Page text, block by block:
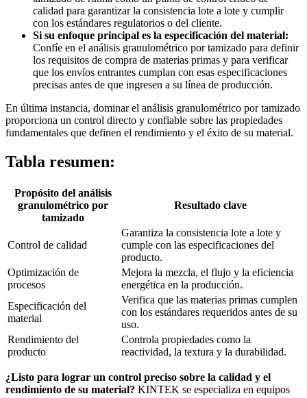
calidad para garantizar la consistencia lote a lote y cumplir
con los estándares regulatorios o del cliente.
Si su enfoque principal es la especificación del material:
Confíe en el análisis granulométrico por tamizado para definir
los requisitos de compra de materias primas y para verificar
que los envíos entrantes cumplan con esas especificaciones
precisas antes de que ingresen a su línea de producción.
En última instancia, dominar el análisis granulométrico por tamizado
proporciona un control directo y confiable sobre las propiedades
fundamentales que definen el rendimiento y el éxito de su material.
Tabla resumen:
Propósito del análisis
granulométrico por
tamizado
Resultado clave
Control de calidad
Garantiza la consistencia lote a lote y
cumple con las especificaciones del
producto.
Optimización de
procesos
Mejora la mezcla, el flujo y la eficiencia
energética en la producción.
Especificación del
material
Verifica que las materias primas cumplen
con los estándares requeridos antes de su
uso.
Rendimiento del
producto
Controla propiedades como la
reactividad, la textura y la durabilidad.
¿Listo para lograr un control preciso sobre la calidad y el
rendimiento de su material? KINTEK se especializa en equipos